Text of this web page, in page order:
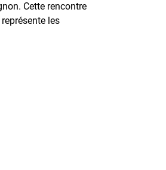
Cette rencontre
les